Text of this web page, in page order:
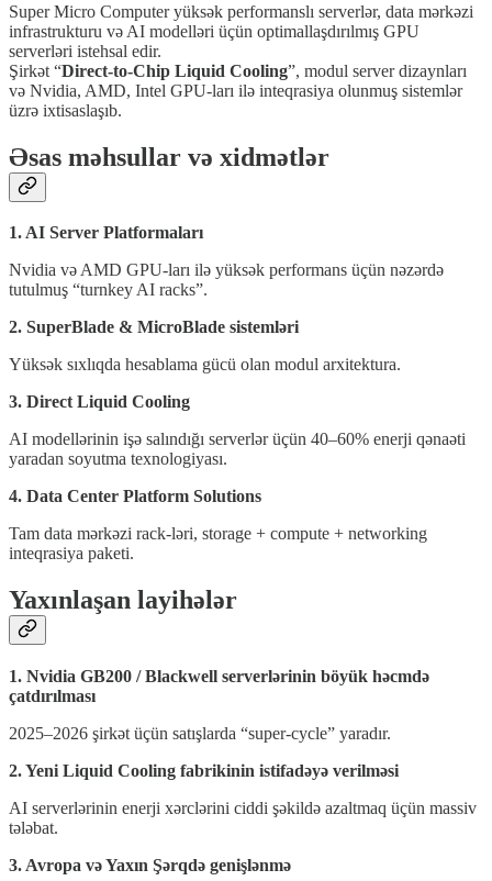
Super Micro Computer yüksək performanslı serverlər, data mərkəzi
infrastrukturu və AI modelləri üçün optimallaşdırılmış GPU
serverləri istehsal edir.
Şirkət “Direct-to-Chip Liquid Cooling”, modul server dizaynları
və Nvidia, AMD, Intel GPU-ları ilə inteqrasiya olunmuş sistemlər
üzrə ixtisaslaşıb.
Əsas məhsullar və xidmətlər
1. AI Server Platformaları
Nvidia və AMD GPU-ları ilə yüksək performans üçün nəzərdə
tutulmuş “turnkey AI racks”.
2. SuperBlade & MicroBlade sistemləri
Yüksək sıxlıqda hesablama gücü olan modul arxitektura.
3. Direct Liquid Cooling
AI modellərinin işə salındığı serverlər üçün 40–60% enerji qənaəti
yaradan soyutma texnologiyası.
4. Data Center Platform Solutions
Tam data mərkəzi rack-ləri, storage + compute + networking
inteqrasiya paketi.
Yaxınlaşan layihələr
1. Nvidia GB200 / Blackwell serverlərinin böyük həcmdə
çatdırılması
2025–2026 şirkət üçün satışlarda “super-cycle” yaradır.
2. Yeni Liquid Cooling fabrikinin istifadəyə verilməsi
AI serverlərinin enerji xərclərini ciddi şəkildə azaltmaq üçün massiv
tələbat.
3. Avropa və Yaxın Şərqdə genişlənmə